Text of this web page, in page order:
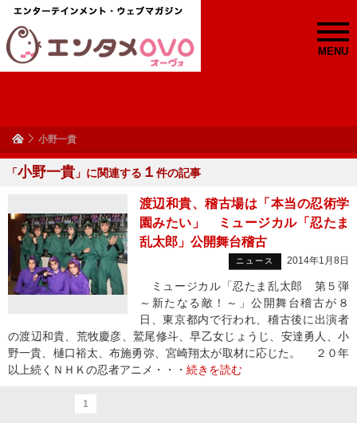
MENU
小野一貴
「小野一貴 」に関連する １ 件の記事
渡辺和貴、稽古場は「本当の忍術学
園みたい」 ミュージカル「忍たま
乱太郎」公開舞台稽古
ニュース 2014年1月8日
ミュージカル「忍たま乱太郎 第５弾
～新たなる敵！～」公開舞台稽古が８
日、東京都内で行われ、稽古後に出演者
の渡辺和貴、荒牧慶彦、鷲尾修斗、早乙女じょうじ、安達勇人、小
野一貴、樋口裕太、布施勇弥、宮崎翔太が取材に応じた。 ２０年
以上続くＮＨＫの忍者アニメ・・・ 続きを読む
1